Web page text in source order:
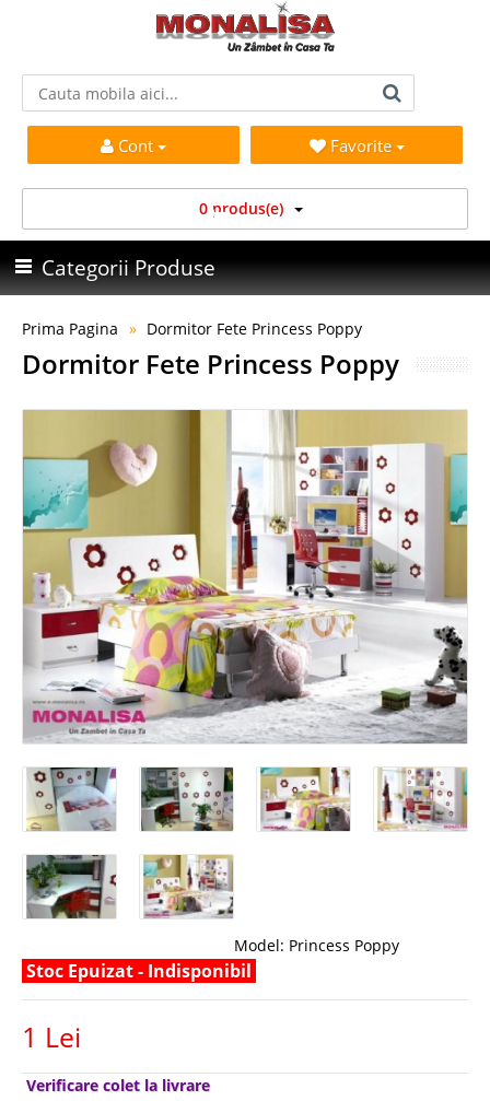
Cont Favorite
0 produs(e)
Categorii Produse
Prima Pagina Dormitor Fete Princess Poppy
Dormitor Fete Princess Poppy
Model: Princess Poppy
Stoc Epuizat - Indisponibil
1 Lei
Verificare colet la livrare